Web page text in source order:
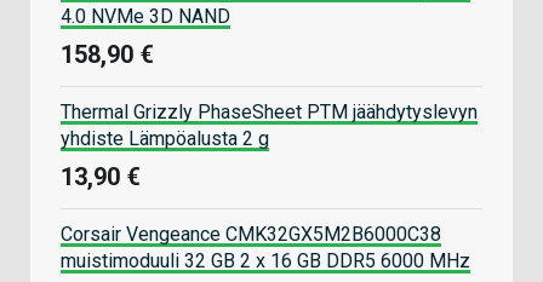
4.0 NVMe 3D NAND
158,90 €
Thermal Grizzly PhaseSheet PTM jäähdytyslevyn
yhdiste Lämpöalusta 2 g
13,90 €
Corsair Vengeance CMK32GX5M2B6000C38
muistimoduuli 32 GB 2 x 16 GB DDR5 6000 MHz